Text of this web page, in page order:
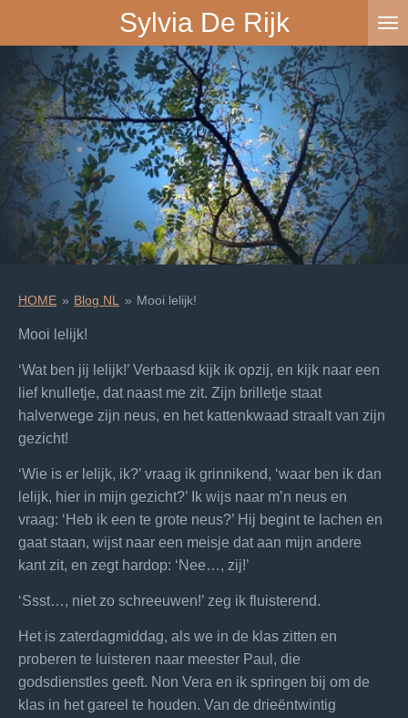
hoofdinhoud
Sylvia De Rijk
HOME » Blog NL » Mooi lelijk!
Mooi lelijk!
‘Wat ben jij lelijk!’ Verbaasd kijk ik opzij, en kijk naar een
lief knulletje, dat naast me zit. Zijn brilletje staat
halverwege zijn neus, en het kattenkwaad straalt van zijn
gezicht!
‘Wie is er lelijk, ik?’ vraag ik grinnikend, ‘waar ben ik dan
lelijk, hier in mijn gezicht?’ Ik wijs naar m’n neus en
vraag: ‘Heb ik een te grote neus?’ Hij begint te lachen en
gaat staan, wijst naar een meisje dat aan mijn andere
kant zit, en zegt hardop: ‘Nee…, zij!’
‘Ssst…, niet zo schreeuwen!’ zeg ik fluisterend.
Het is zaterdagmiddag, als we in de klas zitten en
proberen te luisteren naar meester Paul, die
godsdienstles geeft. Non Vera en ik springen bij om de
klas in het gareel te houden. Van de drieëntwintig